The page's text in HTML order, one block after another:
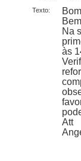
Texto:
Na
às
Att